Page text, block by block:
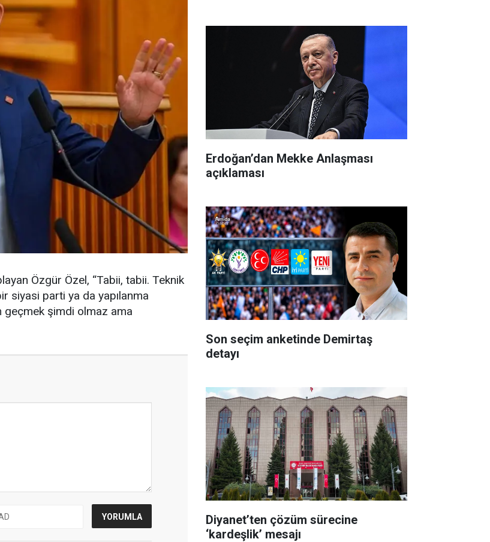
Özgür Özel, “Tabii, tabii. Teknik
siyasi parti ya da yapılanma
geçmek şimdi olmaz ama
Erdoğan’dan Mekke Anlaşması
açıklaması
Son seçim anketinde Demirtaş
detayı
Diyanet’ten çözüm sürecine
‘kardeşlik’ mesajı